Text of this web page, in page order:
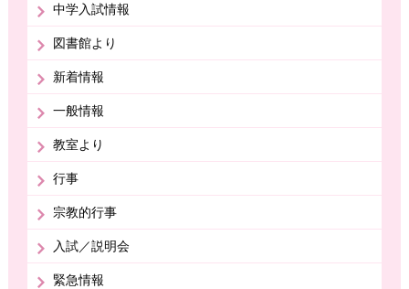
中学入試情報
図書館より
新着情報
一般情報
教室より
行事
宗教的行事
入試／説明会
緊急情報